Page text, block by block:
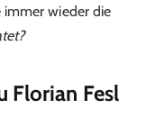
immer wieder die
Florian Fesl